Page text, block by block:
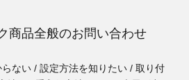
商品全般のお問い合わせ
ない / 設定方法を知りたい / 取り付